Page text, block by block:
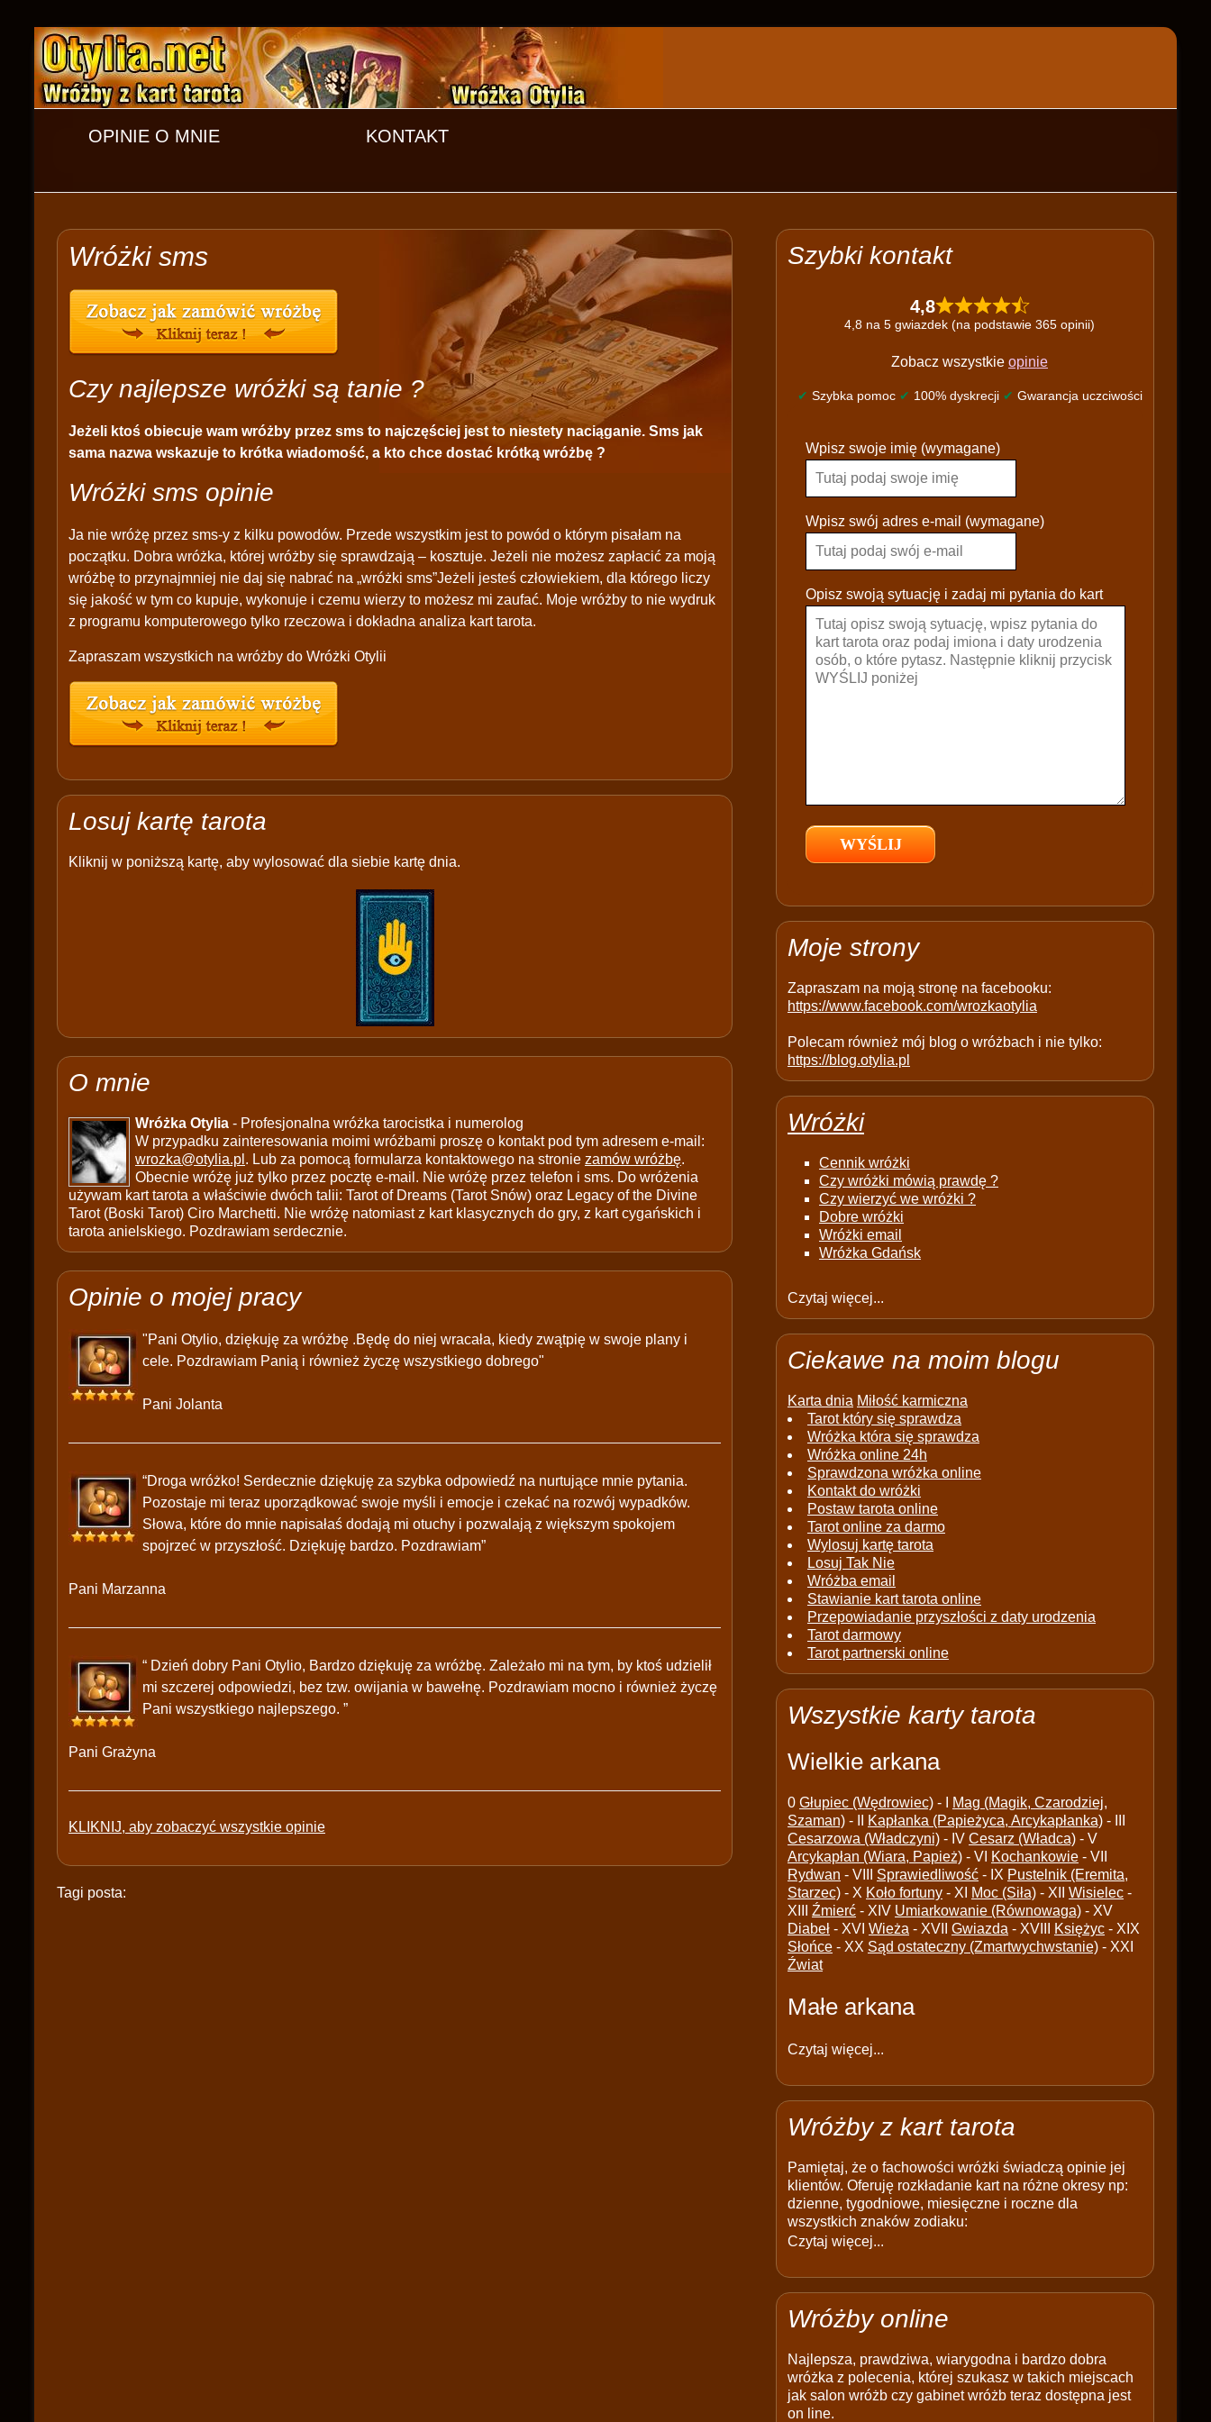
OPINIE O MNIE KONTAKT
Wróżki sms
Czy najlepsze wróżki są tanie ?
Jeżeli ktoś obiecuje wam wróżby przez sms to najczęściej jest to niestety naciąganie. Sms jak
sama nazwa wskazuje to krótka wiadomość, a kto chce dostać krótką wróżbę ?
Wróżki sms opinie
Ja nie wróżę przez sms-y z kilku powodów. Przede wszystkim jest to powód o którym pisałam na
początku. Dobra wróżka, której wróżby się sprawdzają – kosztuje. Jeżeli nie możesz zapłacić za moją
wróżbę to przynajmniej nie daj się nabrać na „wróżki sms”Jeżeli jesteś człowiekiem, dla którego liczy
się jakość w tym co kupuje, wykonuje i czemu wierzy to możesz mi zaufać. Moje wróżby to nie wydruk
z programu komputerowego tylko rzeczowa i dokładna analiza kart tarota.
Zapraszam wszystkich na wróżby do Wróżki Otylii
Losuj kartę tarota
Kliknij w poniższą kartę, aby wylosować dla siebie kartę dnia.
O mnie
Wróżka Otylia - Profesjonalna wróżka tarocistka i numerolog
W przypadku zainteresowania moimi wróżbami proszę o kontakt pod tym adresem e-mail:
wrozka@otylia.pl . Lub za pomocą formularza kontaktowego na stronie zamów wróżbę.
Obecnie wróżę już tylko przez pocztę e-mail. Nie wróżę przez telefon i sms. Do wróżenia
używam kart tarota a właściwie dwóch talii: Tarot of Dreams (Tarot Snów) oraz Legacy of the Divine
Tarot (Boski Tarot) Ciro Marchetti. Nie wróżę natomiast z kart klasycznych do gry, z kart cygańskich i
tarota anielskiego. Pozdrawiam serdecznie.
Opinie o mojej pracy
"Pani Otylio, dziękuję za wróżbę .Będę do niej wracała, kiedy zwątpię w swoje plany i
cele. Pozdrawiam Panią i również życzę wszystkiego dobrego"
Pani Jolanta
“Droga wróżko! Serdecznie dziękuję za szybka odpowiedź na nurtujące mnie pytania.
Pozostaje mi teraz uporządkować swoje myśli i emocje i czekać na rozwój wypadków.
Słowa, które do mnie napisałaś dodają mi otuchy i pozwalają z większym spokojem
spojrzeć w przyszłość. Dziękuję bardzo. Pozdrawiam”
Pani Marzanna
“ Dzień dobry Pani Otylio, Bardzo dziękuję za wróżbę. Zależało mi na tym, by ktoś udzielił
mi szczerej odpowiedzi, bez tzw. owijania w bawełnę. Pozdrawiam mocno i również życzę
Pani wszystkiego najlepszego. ”
Pani Grażyna
KLIKNIJ, aby zobaczyć wszystkie opinie
Tagi posta:
Szybki kontakt
4,8
4,8 na 5 gwiazdek (na podstawie 365 opinii)
Zobacz wszystkie opinie
✔ Szybka pomoc ✔ 100% dyskrecji ✔ Gwarancja uczciwości
l
a
s
e
a
e
e
p
y
Wpisz swoje imię (wymagane)
Wpisz swój adres e-mail (wymagane)
Opisz swoją sytuację i zadaj mi pytania do kart
Moje strony
Zapraszam na moją stronę na facebooku:
https://www.facebook.com/wrozkaotylia
Polecam również mój blog o wróżbach i nie tylko:
https://blog.otylia.pl
Wróżki
Cennik wróżki
Czy wróżki mówią prawdę ?
Czy wierzyć we wróżki ?
Dobre wróżki
Wróżki email
Wróżka Gdańsk
Czytaj więcej...
Ciekawe na moim blogu
Karta dnia Miłość karmiczna
Tarot który się sprawdza
Wróżka która się sprawdza
Wróżka online 24h
Sprawdzona wróżka online
Kontakt do wróżki
Postaw tarota online
Tarot online za darmo
Wylosuj kartę tarota
Losuj Tak Nie
Wróżba email
Stawianie kart tarota online
Przepowiadanie przyszłości z daty urodzenia
Tarot darmowy
Tarot partnerski online
Wszystkie karty tarota
Wielkie arkana
0 Głupiec (Wędrowiec) - I
Mag (Magik, Czarodziej,
Szaman) - II Kapłanka (Papieżyca, Arcykapłanka) - III
Cesarzowa (Władczyni) - IV Cesarz (Władca) - V
Arcykapłan (Wiara, Papież) - VI Kochankowie - VII
Rydwan - VIII Sprawiedliwość - IX Pustelnik (Eremita,
Starzec) - X Koło fortuny - XI Moc (Siła) - XII Wisielec -
XIII Źmierć - XIV Umiarkowanie (Równowaga) - XV
Diabeł - XVI Wieża - XVII Gwiazda - XVIII Księżyc - XIX
Słońce - XX Sąd ostateczny (Zmartwychwstanie) - XXI
Źwiat
Małe arkana
Czytaj więcej...
Wróżby z kart tarota
Pamiętaj, że o fachowości wróżki świadczą opinie jej
klientów. Oferuję rozkładanie kart na różne okresy np:
dzienne, tygodniowe, miesięczne i roczne dla
wszystkich znaków zodiaku:
Czytaj więcej...
Wróżby online
Najlepsza, prawdziwa, wiarygodna i bardzo dobra
wróżka z polecenia, której szukasz w takich miejscach
jak salon wróżb czy gabinet wróżb teraz dostępna jest
on line.